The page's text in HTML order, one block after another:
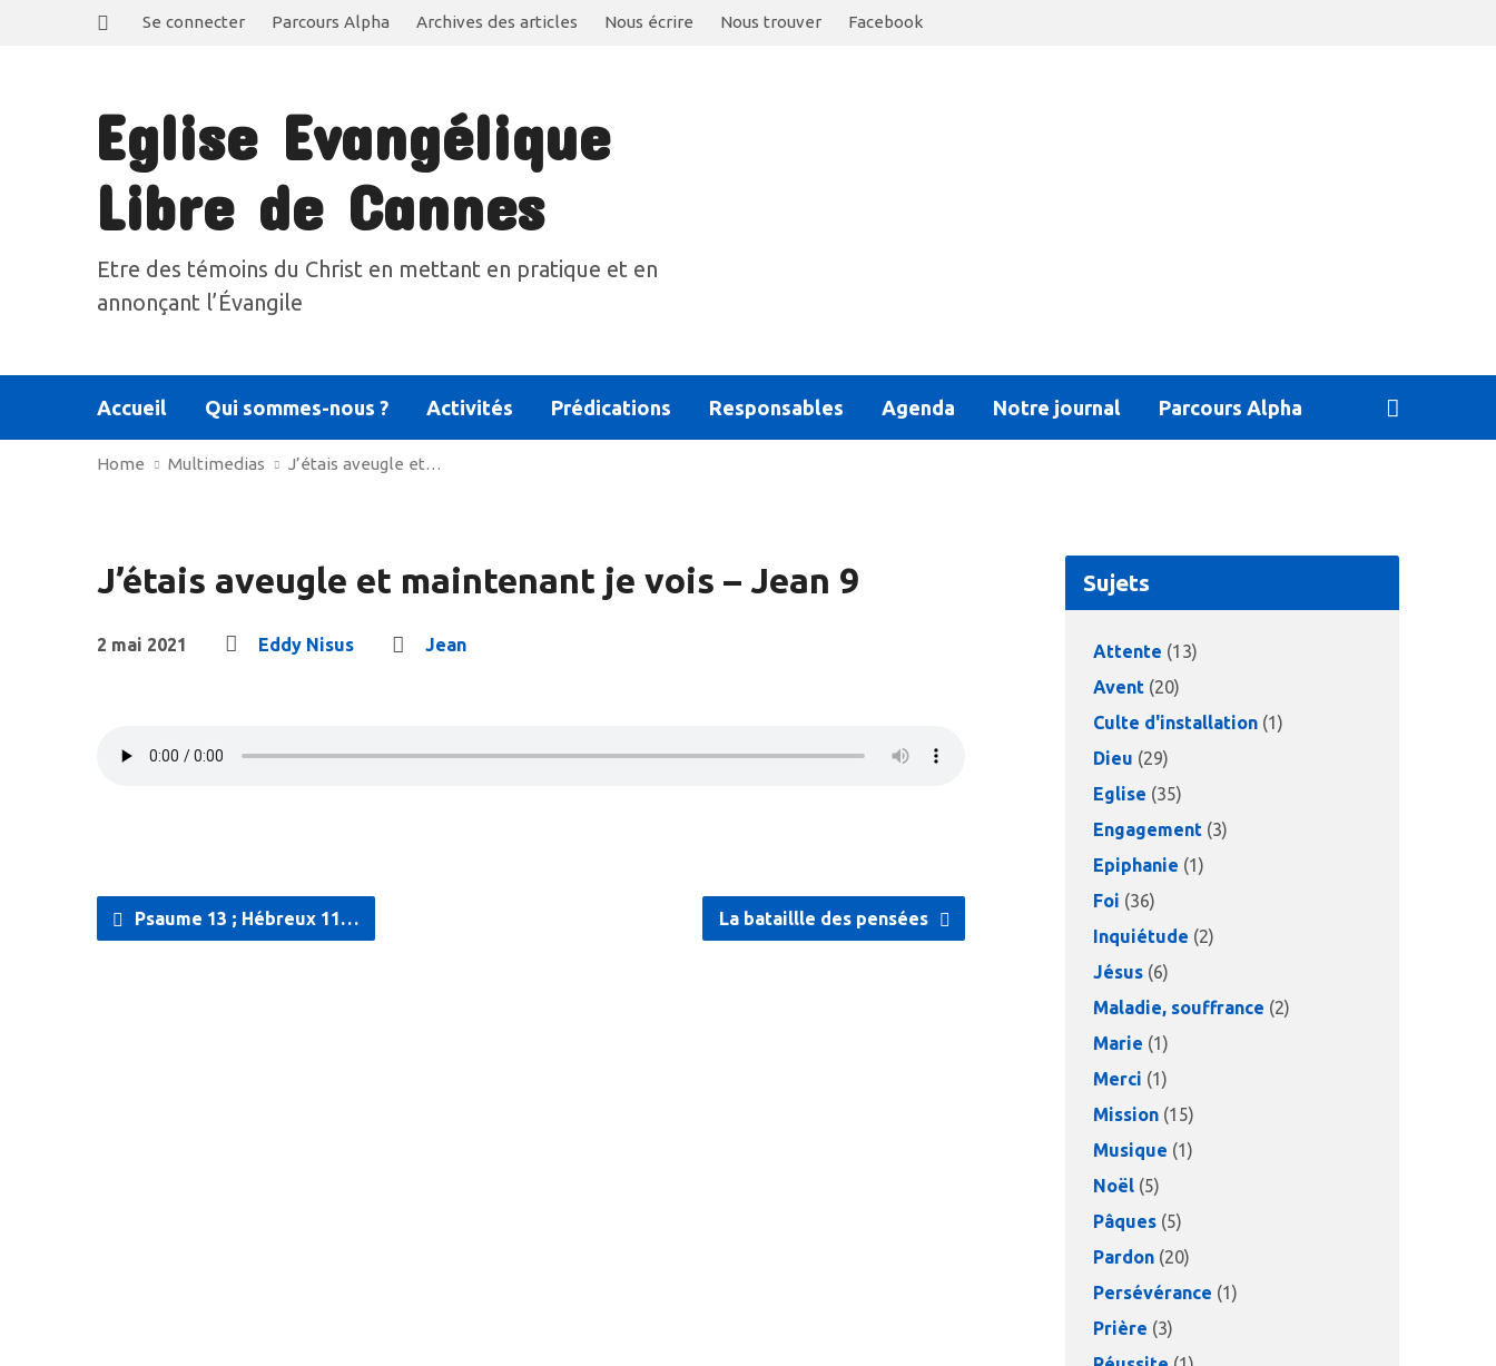
Se connecter Parcours Alpha Archives des articles Nous écrire Nous trouver Facebook
Eglise Evangélique
Libre de Cannes
Etre des témoins du Christ en mettant en pratique et en
annonçant l’Évangile
Accueil Qui sommes-nous ? Activités Prédications Responsables Agenda Notre journal Parcours Alpha
Home Multimedias J’étais aveugle et…
J’étais aveugle et maintenant je vois – Jean 9
2 mai 2021 Eddy Nisus Jean
Psaume 13 ; Hébreux 11… La bataillle des pensées
Sujets
Attente (13)
Avent (20)
Culte d'installation (1)
Dieu (29)
Eglise (35)
Engagement (3)
Epiphanie (1)
Foi (36)
Inquiétude (2)
Jésus (6)
Maladie, souffrance (2)
Marie (1)
Merci (1)
Mission (15)
Musique (1)
Noël (5)
Pâques (5)
Pardon (20)
Persévérance (1)
Prière (3)